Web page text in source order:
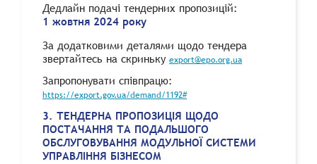
Дедлайн подачі тендерних пропозицій:
1 жовтня 2024 року
За додатковими деталями щодо тендера
звертайтесь на скриньку export@epo.org.ua
Запропонувати співпрацю:
https://export.gov.ua/demand/1192#
3. ТЕНДЕРНА ПРОПОЗИЦІЯ ЩОДО
ПОСТАЧАННЯ ТА ПОДАЛЬШОГО
ОБСЛУГОВУВАННЯ МОДУЛЬНОЇ СИСТЕМИ
УПРАВЛІННЯ БІЗНЕСОМ